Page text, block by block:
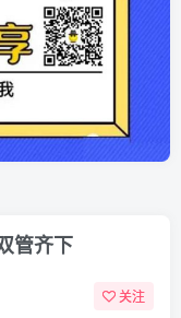
管齐下
关注